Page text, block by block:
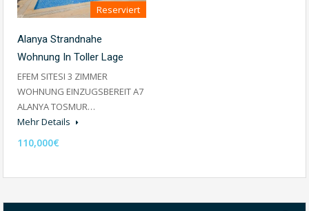
Reserviert
Alanya Strandnahe
Wohnung In Toller Lage
EFEM SITESI 3 ZIMMER
WOHNUNG EINZUGSBEREIT A7
ALANYA TOSMUR…
Mehr Details
110,000€